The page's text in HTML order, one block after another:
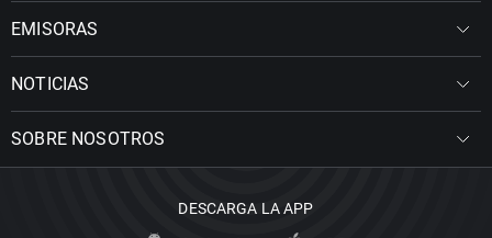
EMISORAS
NOTICIAS
SOBRE NOSOTROS
DESCARGA LA APP